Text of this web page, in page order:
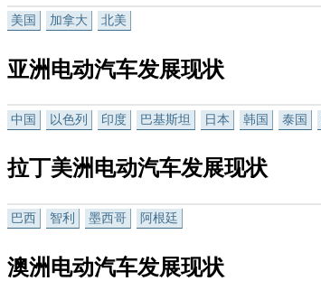
美国 加拿大 北美
亚洲电动汽车发展现状
中国 以色列 印度 巴基斯坦 日本 韩国 泰国
拉丁美洲电动汽车发展现状
巴西 智利 墨西哥 阿根廷
澳洲电动汽车发展现状